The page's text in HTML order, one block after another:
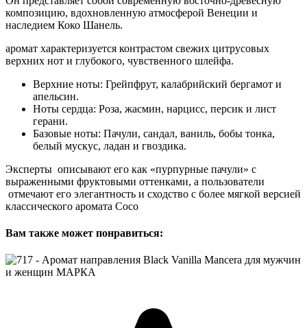
композицию, вдохновленную атмосферой Венеции и
наследием Коко Шанель.
аромат характеризуется контрастом свежих цитрусовых
верхних нот и глубокого, чувственного шлейфа.
Верхние ноты: Грейпфрут, калабрийский бергамот и
апельсин.
Ноты сердца: Роза, жасмин, нарцисс, персик и лист
герани.
Базовые ноты: Пачули, сандал, ваниль, бобы тонка,
белый мускус, ладан и гвоздика.
Эксперты описывают его как «пурпурные пачули» с
выраженными фруктовыми оттенками, а пользователи
отмечают его элегантность и сходство с более мягкой версией
классического аромата Coco
Вам также может понравиться: